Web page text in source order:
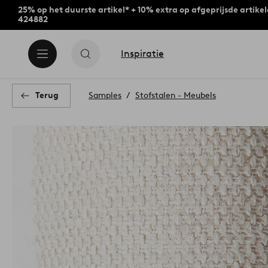
25% op het duurste artikel* + 10% extra op afgeprijsde
424882
Inspiratie
Terug Samples Stofstalen - Meubels